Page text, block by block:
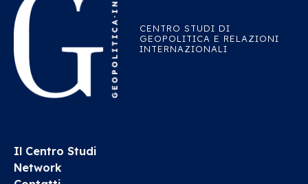
CENTRO STUDI DI
GEOPOLITICA E RELAZIONI
INTERNAZIONALI
Il Centro Studi
Network